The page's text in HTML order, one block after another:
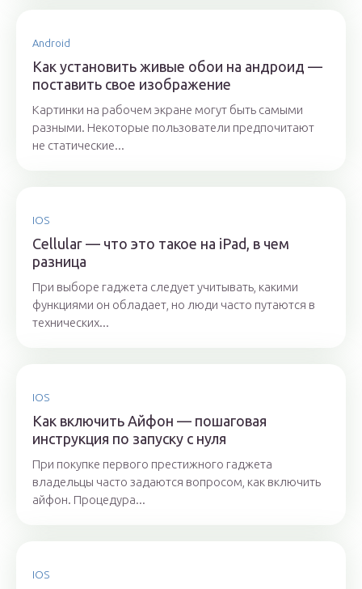
Android
Как установить живые обои на андроид —
поставить свое изображение
Картинки на рабочем экране могут быть самыми
разными. Некоторые пользователи предпочитают
не статические...
IOS
Cellular — что это такое на iPad, в чем
разница
При выборе гаджета следует учитывать, какими
функциями он обладает, но люди часто путаются в
технических...
IOS
Как включить Айфон — пошаговая
инструкция по запуску с нуля
При покупке первого престижного гаджета
владельцы часто задаются вопросом, как включить
айфон. Процедура...
IOS